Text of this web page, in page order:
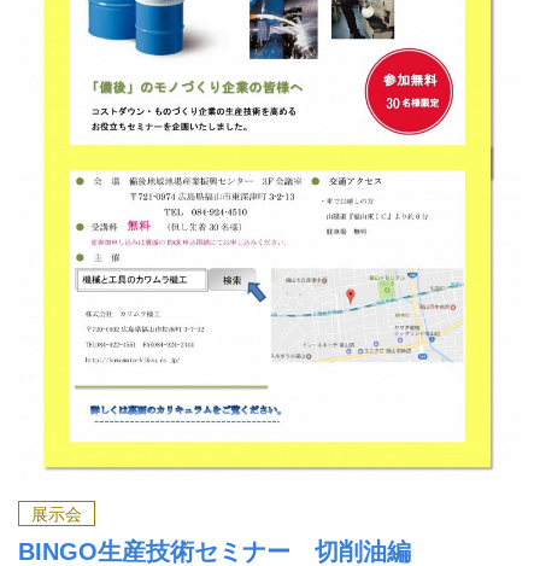
展示会
BINGO生産技術セミナー 切削油編